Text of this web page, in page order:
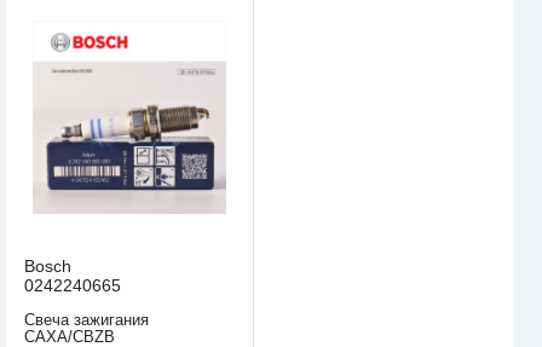
Bosch
0242240665
Свеча зажигания
CAXA/CBZB